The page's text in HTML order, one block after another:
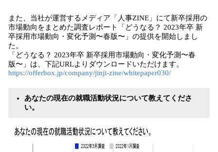
で
す
また、当社が運営するメディア「人事ZINE」にて新卒採用の
市場動向をまとめた調査レポート「どうなる？ 2023年卒 新
卒採用市場動向・変化予測〜春版〜」の提供を開始しまし
た。
「どうなる？ 2023年卒 新卒採用市場動向・変化予測〜春
版〜」は、下記URLよりダウンロードいただけます。
https://offerbox.jp/company/jinji-zine/whitepaper030/
あなたの現在の就職活動状況について教えてくださ
い。